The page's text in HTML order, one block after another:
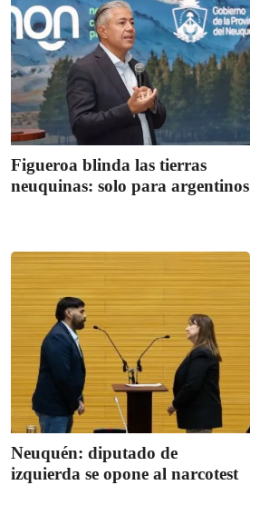
Figueroa blinda las tierras
neuquinas: solo para argentinos
Neuquén: diputado de
izquierda se opone al narcotest